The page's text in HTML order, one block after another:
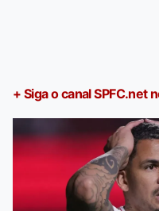
+ Siga o canal SPFC.net